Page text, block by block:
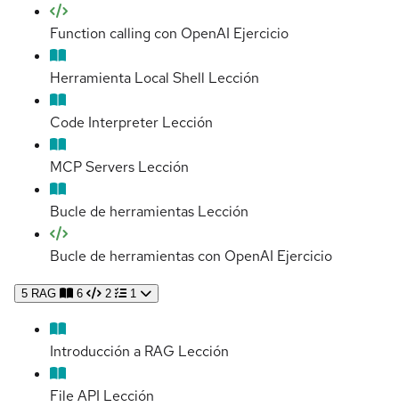
Function calling con OpenAI Ejercicio
Herramienta Local Shell Lección
Code Interpreter Lección
MCP Servers Lección
Bucle de herramientas Lección
Bucle de herramientas con OpenAI Ejercicio
5 RAG 6 2 1
Introducción a RAG Lección
File API Lección